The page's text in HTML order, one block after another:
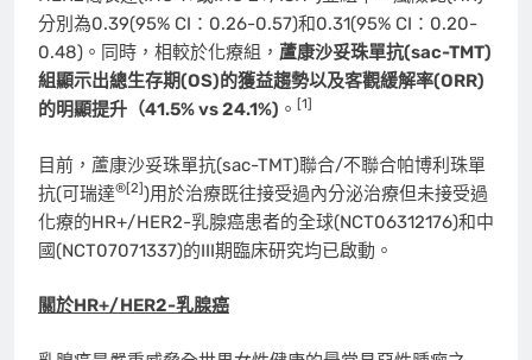
分別為0.39(95% CI：0.26-0.57)和0.31(95% CI：0.20-
0.48)。同時，相較於化療組， 蘆康沙妥珠單抗(sac-TMT)
組顯示出總生存期(OS)的獲益趨勢以及客觀緩解率(ORR)
的明顯提升（41.5% vs 24.1%) 。 [1]
目前，蘆康沙妥珠單抗(sac-TMT)聯合/不聯合帕博利珠單
抗(可瑞達®[2])用於治療既往接受過內分泌治療但未接受過
化療的HR+/HER2-乳腺癌患者的全球(NCT06312176)和中
國(NCT07071337)的III期臨床研究均已啟動。
關於HR+/HER2-乳腺癌